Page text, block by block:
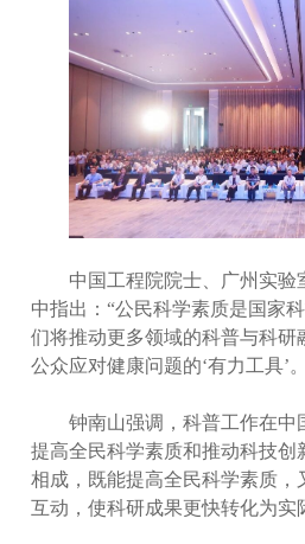
中国工程院院士、广州实验
中指出：“公民科学素质是国家
们将推动更多领域的科普与科研
公众应对健康问题的‘有力工具’
钟南山强调，科普工作在中
提高全民科学素质和推动科技创
相成，既能提高全民科学素质，
互动，使科研成果更快转化为实